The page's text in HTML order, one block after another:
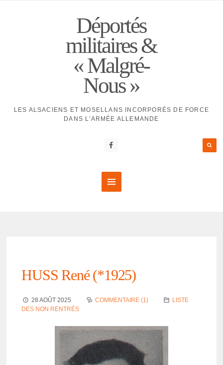
Déportés
militaires &
« Malgré-
Nous »
LES ALSACIENS ET MOSELLANS INCORPORÉS DE FORCE
DANS L'ARMÉE ALLEMANDE
HUSS René (*1925)
28 AOÛT 2025 COMMENTAIRE (1)
LISTE
DES NON RENTRÉS